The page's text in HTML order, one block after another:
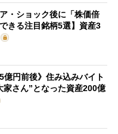
ア・ショック後に「株価倍
きる注目銘柄5選】資産3
5億円前後》住み込みバイト
家さん”となった資産200億